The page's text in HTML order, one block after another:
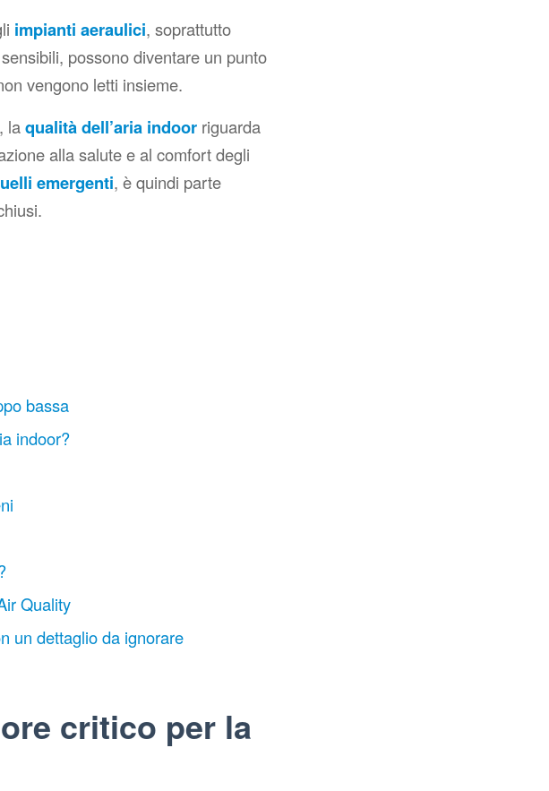
impianti aeraulici, soprattutto
possono diventare un punto
vengono letti insieme.
, laqualità dell’aria indoor riguarda
alla salute e al comfort degli
emergenti, è quindi parte
bassa
indoor?
Quality
un dettaglio da ignorare
critico per la